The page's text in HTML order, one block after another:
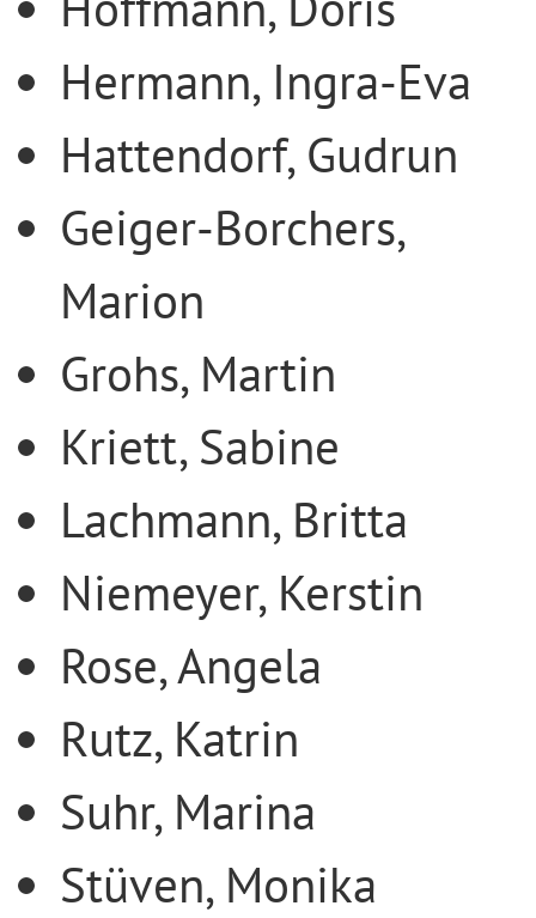
Hermann, Ingra-Eva
Hattendorf, Gudrun
Geiger-Borchers,
Marion
Grohs, Martin
Kriett, Sabine
Lachmann, Britta
Niemeyer, Kerstin
Rose, Angela
Rutz, Katrin
Suhr, Marina
Stüven, Monika